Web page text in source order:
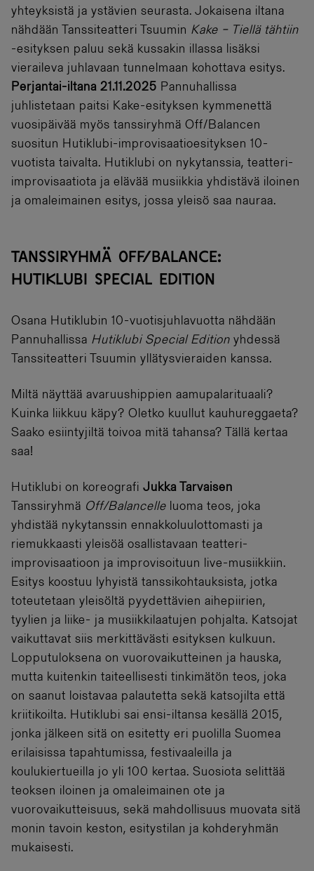
yhteyksistä ja ystävien seurasta. Jokaisena iltana
nähdään Tanssiteatteri Tsuumin Kake – Tiellä tähtiin
-esityksen paluu sekä kussakin illassa lisäksi
vieraileva juhlavaan tunnelmaan kohottava esitys.
Perjantai-iltana 21.11.2025 Pannuhallissa
juhlistetaan paitsi Kake-esityksen kymmenettä
vuosipäivää myös tanssiryhmä Off/Balancen
suositun Hutiklubi-improvisaatioesityksen 10-
vuotista taivalta. Hutiklubi on nykytanssia, teatteri-
improvisaatiota ja elävää musiikkia yhdistävä iloinen
ja omaleimainen esitys, jossa yleisö saa nauraa.
TANSSIRYHMÄ OFF/BALANCE:
HUTIKLUBI SPECIAL EDITION
Osana Hutiklubin 10-vuotisjuhlavuotta nähdään
Pannuhallissa Hutiklubi Special Edition yhdessä
Tanssiteatteri Tsuumin yllätysvieraiden kanssa.
Miltä näyttää avaruushippien aamupalarituaali?
Kuinka liikkuu käpy? Oletko kuullut kauhureggaeta?
Saako esiintyjiltä toivoa mitä tahansa? Tällä kertaa
saa!
Hutiklubi on koreografi Jukka Tarvaisen
Tanssiryhmä Off/Balancelle luoma teos, joka
yhdistää nykytanssin ennakkoluulottomasti ja
riemukkaasti yleisöä osallistavaan teatteri-
improvisaatioon ja improvisoituun live-musiikkiin.
Esitys koostuu lyhyistä tanssikohtauksista, jotka
toteutetaan yleisöltä pyydettävien aihepiirien,
tyylien ja liike- ja musiikkilaatujen pohjalta. Katsojat
vaikuttavat siis merkittävästi esityksen kulkuun.
Lopputuloksena on vuorovaikutteinen ja hauska,
mutta kuitenkin taiteellisesti tinkimätön teos, joka
on saanut loistavaa palautetta sekä katsojilta että
kriitikoilta. Hutiklubi sai ensi-iltansa kesällä 2015,
jonka jälkeen sitä on esitetty eri puolilla Suomea
erilaisissa tapahtumissa, festivaaleilla ja
koulukiertueilla jo yli 100 kertaa. Suosiota selittää
teoksen iloinen ja omaleimainen ote ja
vuorovaikutteisuus, sekä mahdollisuus muovata sitä
monin tavoin keston, esitystilan ja kohderyhmän
mukaisesti.